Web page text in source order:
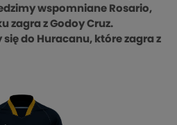
wspomniane Rosario,
zagra z Godoy Cruz.
do Huracanu, które zagra z